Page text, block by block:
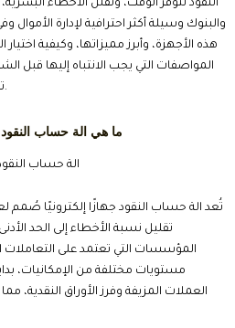
النقود لتوفر الوقت، وتقلل الأخطاء
والبنوك وسيلة أكثر احترافية لإدارة
هذه الأجهزة، وأبرز مميزاتها، وكيفية
المواصفات التي يجب الانتباه إليها قبل
تساعدك على اتخاذ قرار شراء ناجح.
ما هي الة حساب
تُعد الة حساب النقود جهازًا إلكترونيًا صُمم
تقليل نسبة الأخطاء إلى الحد
المؤسسات التي تعتمد على التعاملات
مستويات مختلفة من الإمكانيات،
العملات المزيفة وفرز الأوراق